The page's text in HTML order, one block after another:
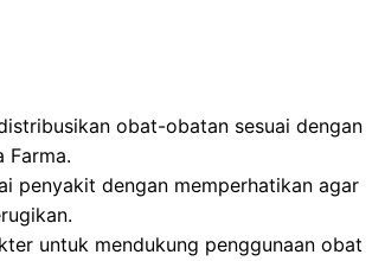
obat-obatan sesuai dengan
Farma.
penyakit dengan memperhatikan agar
untuk mendukung penggunaan obat